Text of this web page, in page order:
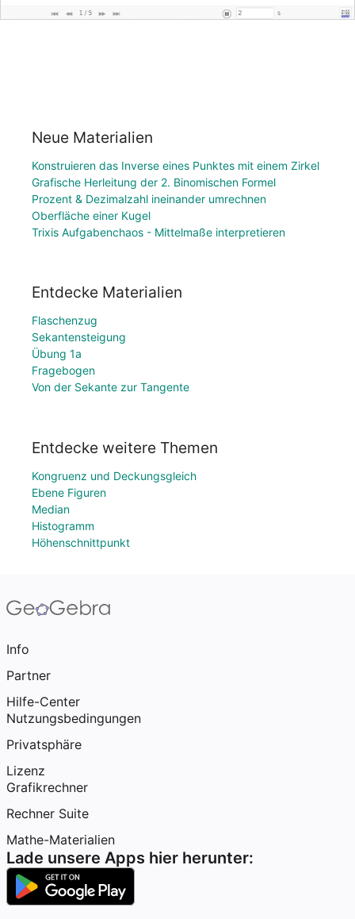
Neue Materialien
Konstruieren das Inverse eines Punktes mit einem Zirkel
Grafische Herleitung der 2. Binomischen Formel
Prozent & Dezimalzahl ineinander umrechnen
Oberfläche einer Kugel
Trixis Aufgabenchaos - Mittelmaße interpretieren
Entdecke Materialien
Flaschenzug
Sekantensteigung
Übung 1a
Fragebogen
Von der Sekante zur Tangente
Entdecke weitere Themen
Kongruenz und Deckungsgleich
Ebene Figuren
Median
Histogramm
Höhenschnittpunkt
Info
Partner
Hilfe-Center
Nutzungsbedingungen
Privatsphäre
Lizenz
Grafikrechner
Rechner Suite
Mathe-Materialien
Lade unsere Apps hier herunter: